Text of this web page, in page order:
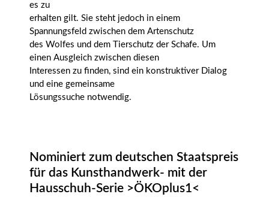
es zu
erhalten gilt. Sie steht jedoch in einem
Spannungsfeld zwischen dem Artenschutz
des Wolfes und dem Tierschutz der Schafe. Um
einen Ausgleich zwischen diesen
Interessen zu finden, sind ein konstruktiver Dialog
und eine gemeinsame
Lösungssuche notwendig.
Nominiert zum deutschen Staatspreis
für das Kunsthandwerk- mit der
Hausschuh-Serie >ÖKOplus1<